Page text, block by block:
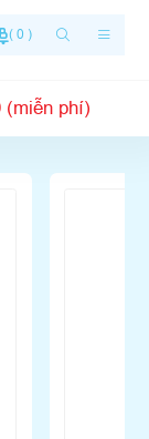
( 0 )
(miễn phí)